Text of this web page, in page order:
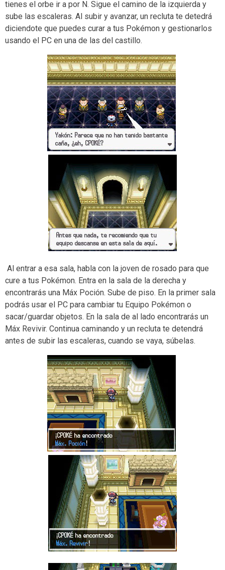
tienes el orbe ir a por N. Sigue el camino de la izquierda y
sube las escaleras. Al subir y avanzar, un recluta te detedrá
diciendote que puedes curar a tus Pokémon y gestionarlos
usando el PC en una de las del castillo.
Al entrar a esa sala, habla con la joven de rosado para que
cure a tus Pokémon. Entra en la sala de la derecha y
encontrarás una Máx Poción. Sube de piso. En la primer sala
podrás usar el PC para cambiar tu Equipo Pokémon o
sacar/guardar objetos. En la sala de al lado encontrarás un
Máx Revivir. Continua caminando y un recluta te detendrá
antes de subir las escaleras, cuando se vaya, súbelas.